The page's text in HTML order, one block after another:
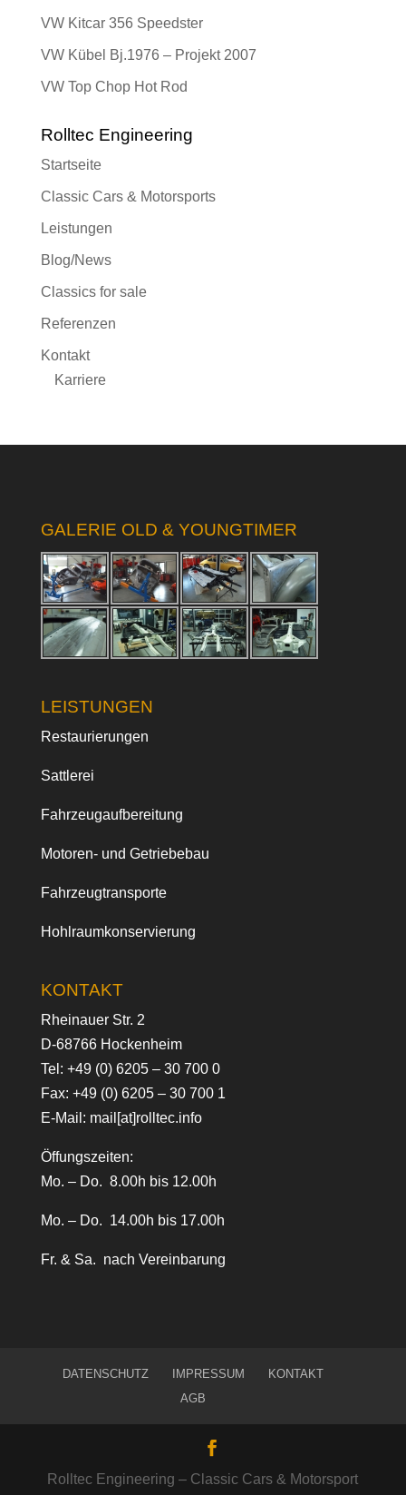
VW Kitcar 356 Speedster
VW Kübel Bj.1976 – Projekt 2007
VW Top Chop Hot Rod
Rolltec Engineering
Startseite
Classic Cars & Motorsports
Leistungen
Blog/News
Classics for sale
Referenzen
Kontakt
Karriere
GALERIE OLD & YOUNGTIMER
LEISTUNGEN
Restaurierungen
Sattlerei
Fahrzeugaufbereitung
Motoren- und Getriebebau
Fahrzeugtransporte
Hohlraumkonservierung
KONTAKT
Rheinauer Str. 2
D-68766 Hockenheim
Tel: +49 (0) 6205 – 30 700 0
Fax: +49 (0) 6205 – 30 700 1
E-Mail: mail[at]rolltec.info
Öffungszeiten:
Mo. – Do. 8.00h bis 12.00h
Mo. – Do. 14.00h bis 17.00h
Fr. & Sa. nach Vereinbarung
DATENSCHUTZ IMPRESSUM
KONTAKT
AGB
Rolltec Engineering – Classic Cars & Motorsport